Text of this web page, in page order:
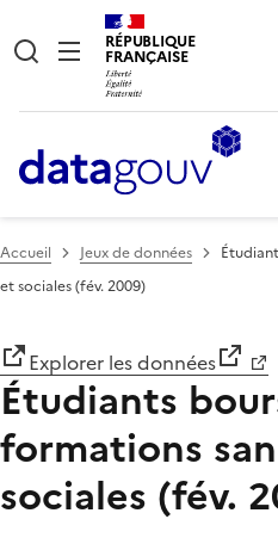
RÉPUBLIQUE
FRANÇAISE
Accueil Jeux de données
et sociales (fév. 2009)
Explorer les données
Étudiants
formations
sociales (fév.